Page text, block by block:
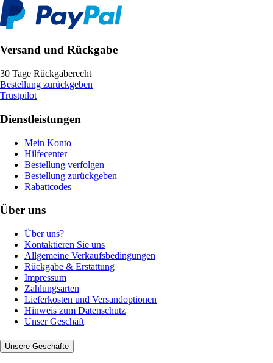
Versand und Rückgabe
30 Tage Rückgaberecht
Bestellung zurückgeben
Trustpilot
Dienstleistungen
Mein Konto
Hilfecenter
Bestellung verfolgen
Bestellung zurückgeben
Rabattcodes
Über uns
Über uns?
Kontaktieren Sie uns
Allgemeine Verkaufsbedingungen
Rückgabe & Erstattung
Impressum
Zahlungsarten
Lieferkosten und Versandoptionen
Hinweis zum Datenschutz
Unser Geschäft
Unsere Geschäfte